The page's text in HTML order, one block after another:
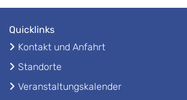
Quicklinks
Kontakt und Anfahrt
Standorte
Veranstaltungskalender